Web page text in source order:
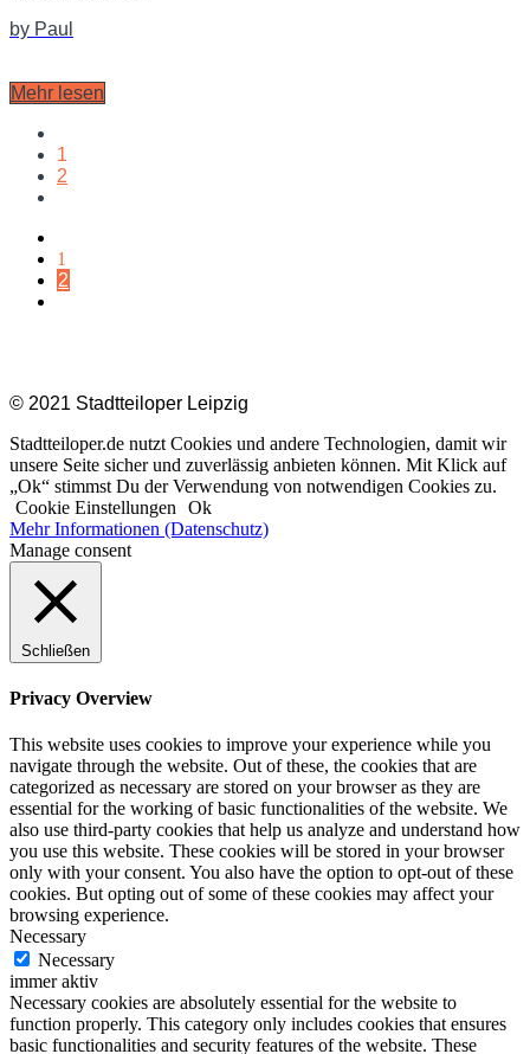
by Paul
Mehr lesen
1
2
1
2
© 2021 Stadtteiloper Leipzig
Stadtteiloper.de nutzt Cookies und andere Technologien, damit wir
unsere Seite sicher und zuverlässig anbieten können. Mit Klick auf
„Ok“ stimmst Du der Verwendung von notwendigen Cookies zu.
Cookie Einstellungen
Ok
Mehr Informationen (Datenschutz)
Manage consent
Schließen
Privacy Overview
This website uses cookies to improve your experience while you
navigate through the website. Out of these, the cookies that are
categorized as necessary are stored on your browser as they are
essential for the working of basic functionalities of the website. We
also use third-party cookies that help us analyze and understand how
you use this website. These cookies will be stored in your browser
only with your consent. You also have the option to opt-out of these
cookies. But opting out of some of these cookies may affect your
browsing experience.
Necessary
Necessary
immer aktiv
Necessary cookies are absolutely essential for the website to
function properly. This category only includes cookies that ensures
basic functionalities and security features of the website. These